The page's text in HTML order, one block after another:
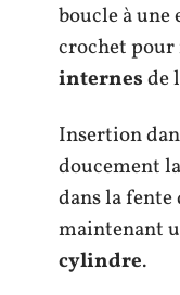
boucle à une
crochet
internesde
Insertion
doucement la
dans la
maintenant
cylindre.